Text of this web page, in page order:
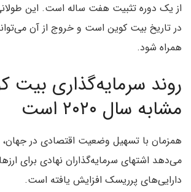
از یک دوره تثبیت هفت ساله است. این
در تاریخ بیت کوین است و خروج از آن
همراه شود.
روند سرمایه‌گذاری بیت
مشابه سال ۲۰۲۰ است
همزمان با تسهیل وضعیت اقتصادی در جهان،
می‌دهد اشتهای سرمایه‌گذاران نهادی برای
دارایی‌های پرریسک افزایش یافته است.